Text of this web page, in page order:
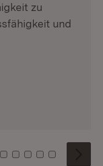
zu
und
6 7 8
Kachel: 9
Zu Kachel: 10
Zu Kachel: 11
Zu Kachel: 12
Zu Kachel:
Zu